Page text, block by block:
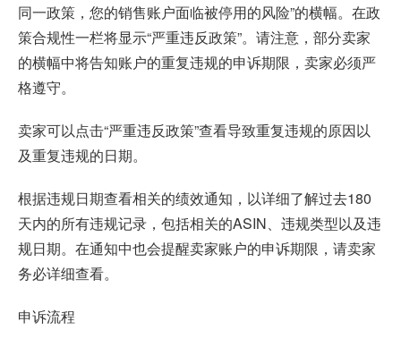
同一政策，您的销售账户面临被停用的风险”的横幅。在政
策合规性一栏将显示“严重违反政策”。请注意，部分卖家
的横幅中将告知账户的重复违规的申诉期限，卖家必须严
格遵守。
卖家可以点击“严重违反政策”查看导致重复违规的原因以
及重复违规的日期。
根据违规日期查看相关的绩效通知，以详细了解过去180
天内的所有违规记录，包括相关的ASIN、违规类型以及违
规日期。在通知中也会提醒卖家账户的申诉期限，请卖家
务必详细查看。
申诉流程